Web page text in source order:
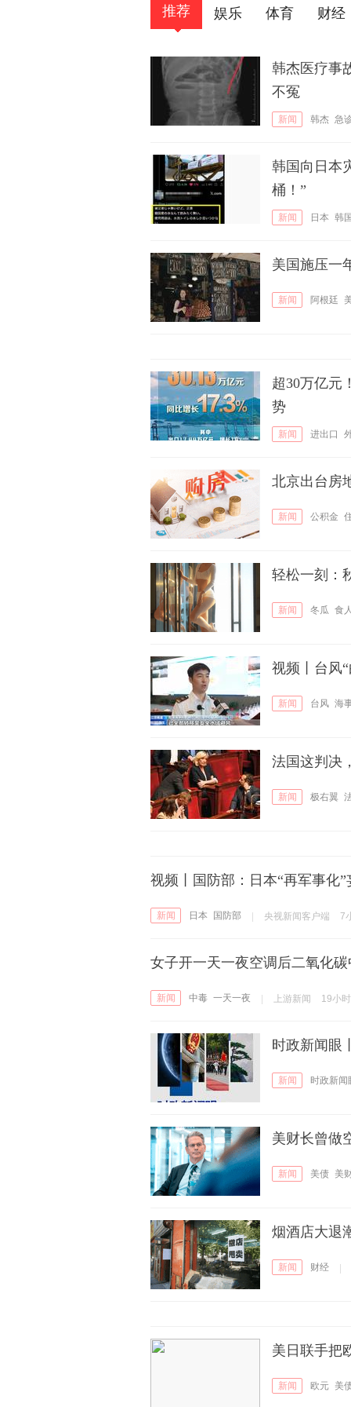
推荐 娱乐 体育 财经
韩杰医疗事
不冤
新闻 韩杰 急
韩国向日本
桶！”
新闻 日本 韩
美国施压一
新闻 阿根廷
超30万亿元
势
新闻 进出口
北京出台房
新闻 公积金
轻松一刻：
新闻 冬瓜 食
视频丨台风
新闻 台风 海
法国这判决
新闻 极右翼
视频丨国防部：日本“再军事化
新闻 日本 国防部 央视新闻客户端 7
女子开一天一夜空调后二氧化碳
新闻 中毒 一天一夜 上游新闻 19小
时政新闻眼
新闻 时政新闻
美财长曾做
新闻 美债 美
烟酒店大退
新闻 财经
美日联手把
新闻 欧元 美